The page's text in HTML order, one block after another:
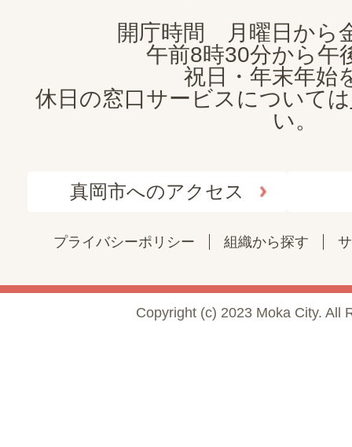
開庁時間 月曜日から
午前8時30分から午
祝日・年末年始
休日の窓口サービスについては
い。
真岡市へのアクセス
プライバシーポリシー 組織から探す
Copyright (c) 2023 Moka City. All